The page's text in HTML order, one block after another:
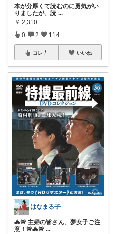
本が分厚くて読むのに勇気がい
りましたが、読 ...
￥ 2,310
0 2 114
コレ いいね
はなまる子
🚓🚨 主婦の皆さん、夢女子ご注
意！🚨🚓🚨 ...